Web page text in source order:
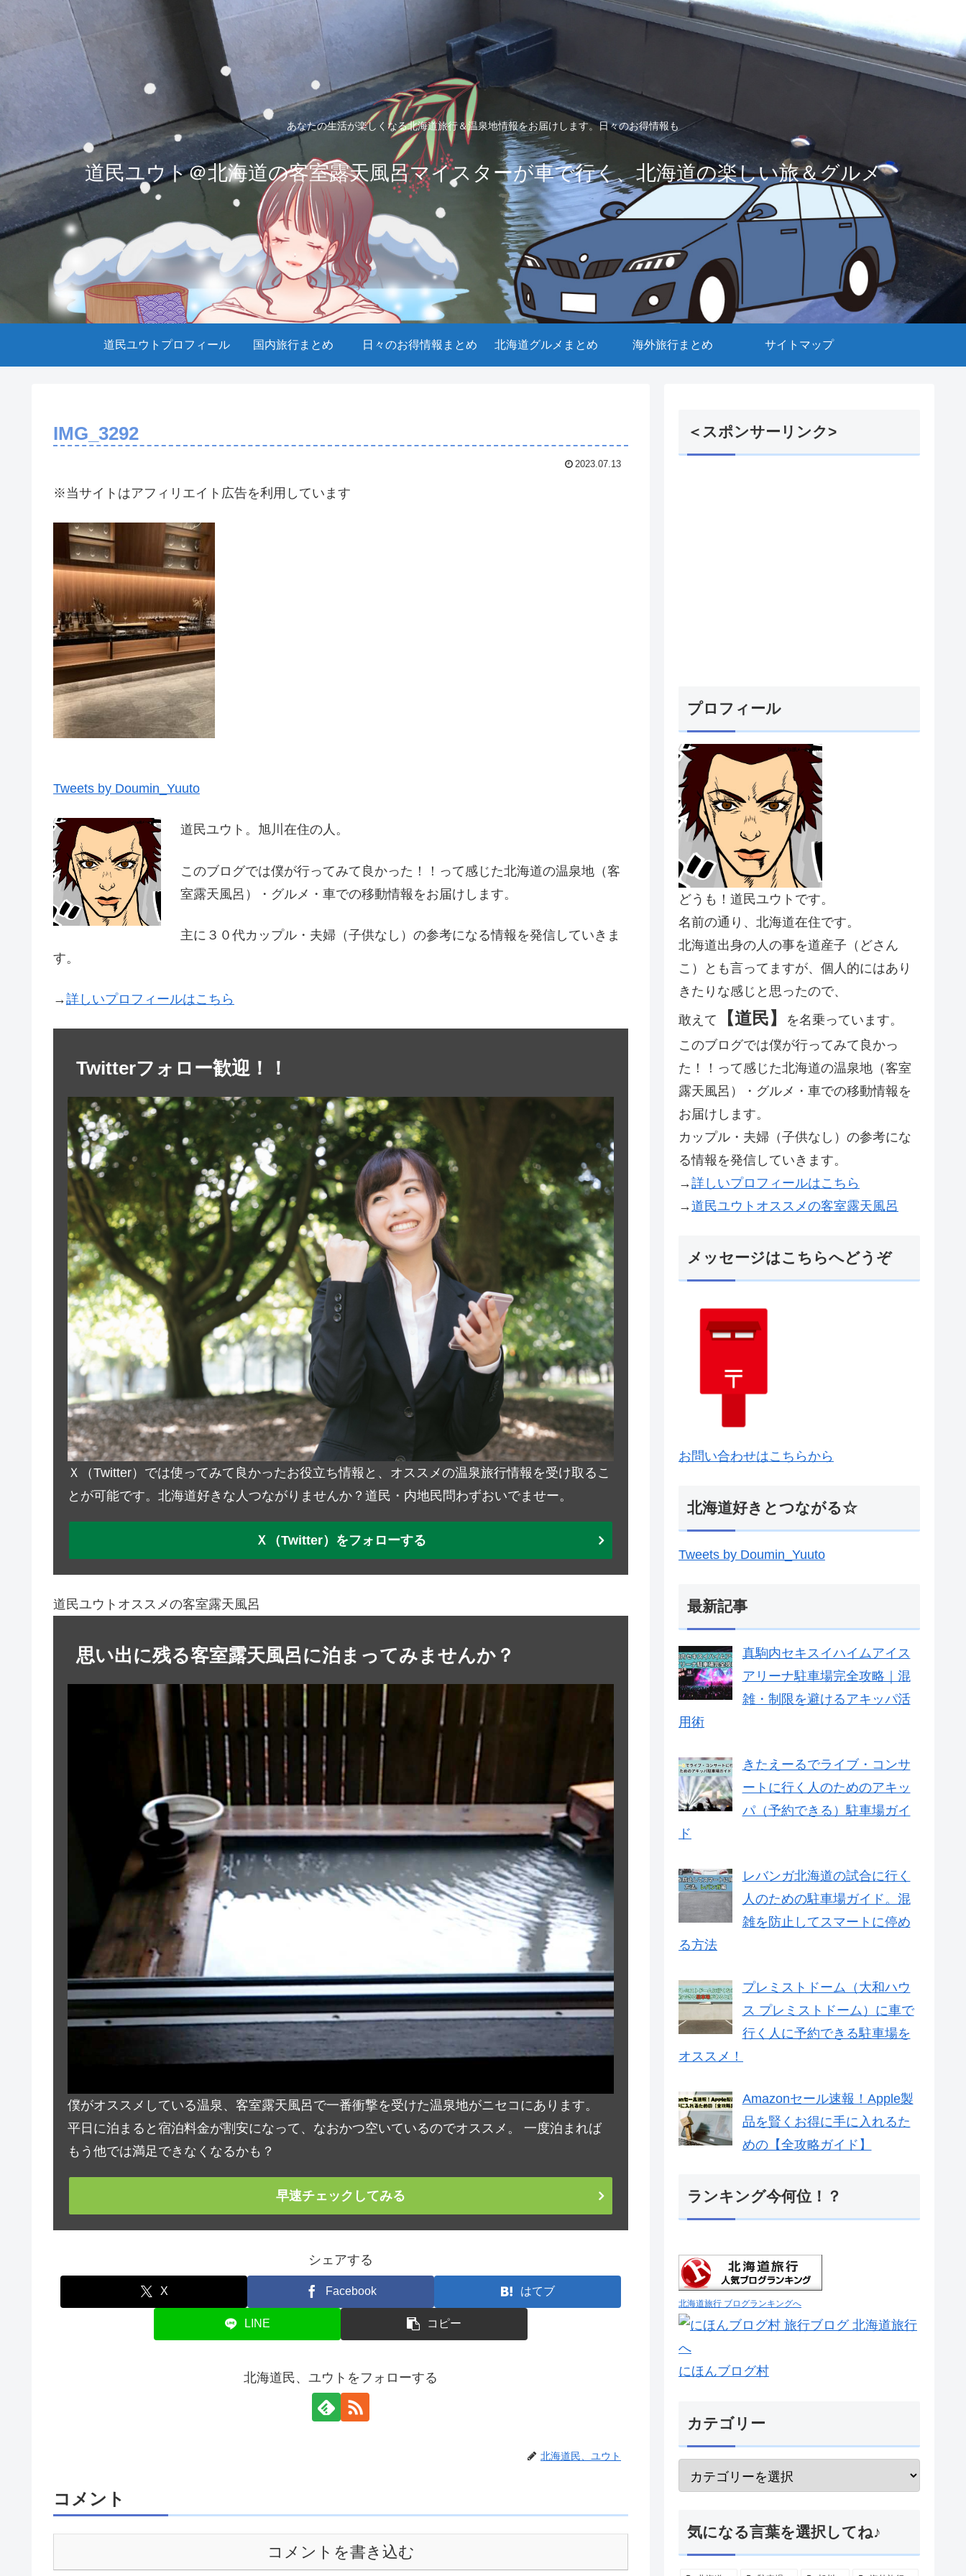
あなたの生活が楽しくなる北海道旅行＆温泉地情報をお届けします。日々のお得情報も
道民ユウト＠北海道の客室露天風呂マイスターが車で行く、北海道の楽しい旅＆グルメ
道民ユウトプロフィール 国内旅行まとめ 日々のお得情報まとめ 北海道グルメまとめ 海外旅行まとめ サイトマップ
IMG_3292
2023.07.13
※当サイトはアフィリエイト広告を利用しています
Tweets by Doumin_Yuuto
道民ユウト。旭川在住の人。
このブログでは僕が行ってみて良かった！！って感じた北海道の温泉地（客
室露天風呂）・グルメ・車での移動情報をお届けします。
主に３０代カップル・夫婦（子供なし）の参考になる情報を発信していきま
す。
→詳しいプロフィールはこちら
Twitterフォロー歓迎！！
Ｘ（Twitter）では使ってみて良かったお役立ち情報と、オススメの温泉旅行情報を受け取るこ
とが可能です。北海道好きな人つながりませんか？道民・内地民問わずおいでませー。
Ｘ（Twitter）をフォローする
道民ユウトオススメの客室露天風呂
思い出に残る客室露天風呂に泊まってみませんか？
僕がオススメしている温泉、客室露天風呂で一番衝撃を受けた温泉地がニセコにあります。
平日に泊まると宿泊料金が割安になって、なおかつ空いているのでオススメ。 一度泊まれば
もう他では満足できなくなるかも？
早速チェックしてみる
シェアする
X Facebook はてブ
LINE コピー
北海道民、ユウトをフォローする
北海道民、ユウト
コメント
コメントを書き込む
＜スポンサーリンク>
プロフィール
どうも！道民ユウトです。
名前の通り、北海道在住です。
北海道出身の人の事を道産子（どさん
こ）とも言ってますが、個人的にはあり
きたりな感じと思ったので、
敢えて
【道民】
を名乗っています。
このブログでは僕が行ってみて良かっ
た！！って感じた北海道の温泉地（客室
露天風呂）・グルメ・車での移動情報を
お届けします。
カップル・夫婦（子供なし）の参考にな
る情報を発信していきます。
→詳しいプロフィールはこちら
→道民ユウトオススメの客室露天風呂
メッセージはこちらへどうぞ
お問い合わせはこちらから
北海道好きとつながる☆
Tweets by Doumin_Yuuto
最新記事
真駒内セキスイハイムアイス
アリーナ駐車場完全攻略｜混
雑・制限を避けるアキッパ活
用術
きたえーるでライブ・コンサ
ートに行く人のためのアキッ
パ（予約できる）駐車場ガイ
ド
レバンガ北海道の試合に行く
人のための駐車場ガイド。混
雑を防止してスマートに停め
る方法
プレミストドーム（大和ハウ
ス プレミストドーム）に車で
行く人に予約できる駐車場を
オススメ！
Amazonセール速報！Apple製
品を賢くお得に手に入れるた
めの【全攻略ガイド】
ランキング今何位！？
北海道旅行 ブログランキングへ
にほんブログ村
カテゴリー
気になる言葉を選択してね♪